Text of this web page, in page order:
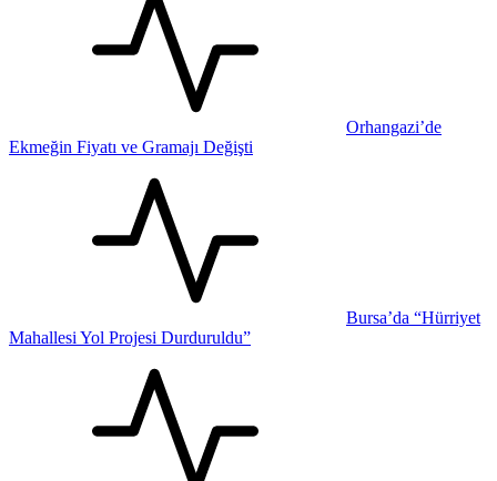
Orhangazi’de
Ekmeğin Fiyatı ve Gramajı Değişti
Bursa’da “Hürriyet
Mahallesi Yol Projesi Durduruldu”